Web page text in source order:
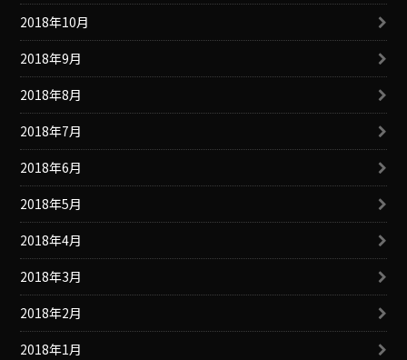
2018年10月
2018年9月
2018年8月
2018年7月
2018年6月
2018年5月
2018年4月
2018年3月
2018年2月
2018年1月